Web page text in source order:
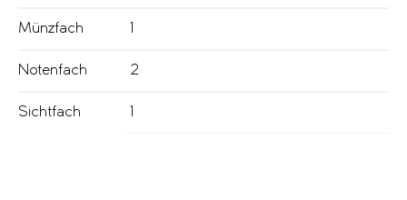
Münzfach 1
Notenfach 2
Sichtfach 1